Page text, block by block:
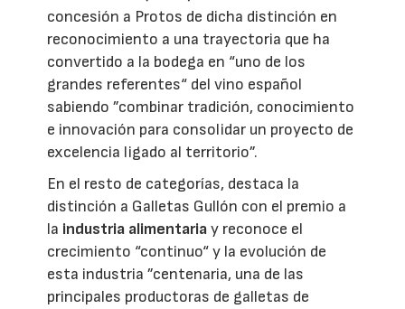
concesión a Protos de dicha distinción en
reconocimiento a una trayectoria que ha
convertido a la bodega en “uno de los
grandes referentes“ del vino español
sabiendo ”combinar tradición, conocimiento
e innovación para consolidar un proyecto de
excelencia ligado al territorio”.
En el resto de categorías, destaca la
distinción a Galletas Gullón con el premio a
la industria alimentariay reconoce el
crecimiento “continuo“ y la evolución de
esta industria ”centenaria, una de las
principales productoras de galletas de